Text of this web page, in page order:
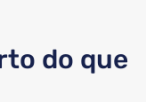
do que